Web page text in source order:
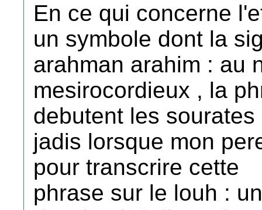
En ce qui concerne
un symbole dont la
arahman arahim : au
mesirocordieux , la
debutent les
jadis lorsque mon
pour transcrire cette
phrase sur le louh :